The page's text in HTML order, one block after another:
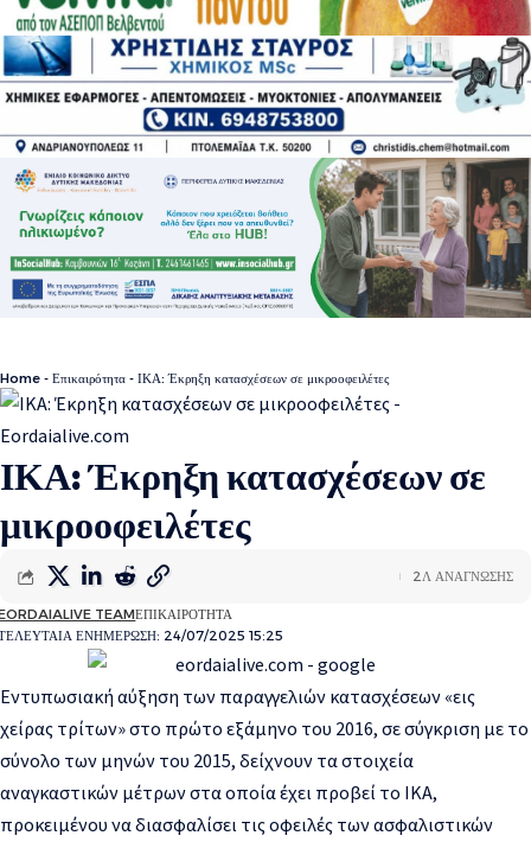
Home - Επικαιρότητα - ΙΚΑ: Έκρηξη κατασχέσεων σε μικροοφειλέτες
ΙΚΑ: Έκρηξη κατασχέσεων σε
μικροοφειλέτες
ΕΝΗΜΕΡΩΣΗ: 24/07/2025 15:25
TEAMΕΠΙΚΑΙΡΟΤΗΤΑ
2Λ ΑΝΑΓΝΩΣΗΣ
Εντυπωσιακή αύξηση των παραγγελιών κατασχέσεων «εις
χείρας τρίτων» στο πρώτο εξάμηνο του 2016, σε σύγκριση με το
σύνολο των μηνών του 2015, δείχνουν τα στοιχεία
αναγκαστικών μέτρων στα οποία έχει προβεί το ΙΚΑ,
προκειμένου να διασφαλίσει τις οφειλές των ασφαλιστικών